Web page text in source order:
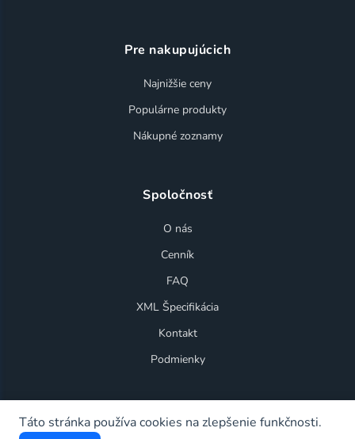
Pre nakupujúcich
Najnižšie ceny
Populárne produkty
Nákupné zoznamy
Spoločnosť
O nás
Cenník
FAQ
XML Špecifikácia
Kontakt
Podmienky
Táto stránka používa cookies na zlepšenie funkčnosti.